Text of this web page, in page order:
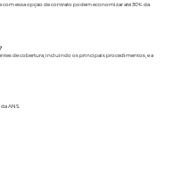
essa opção de contrato podem economizar até 30% da
de cobertura, incluindo os principais procedimentos, e a
ANS.